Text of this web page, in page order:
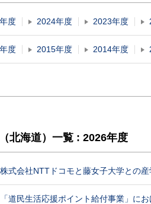
度 2024年度 2023年度
度 2015年度 2014年度
北海道）一覧 : 2026年度
株式会社NTTドコモと藤女子大学との
「道民生活応援ポイント給付事業」に